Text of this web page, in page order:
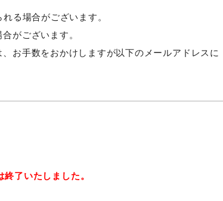
る場合がございます。
がございます。
お手数をおかけしますが以下のメールアドレスに
了いたしました。